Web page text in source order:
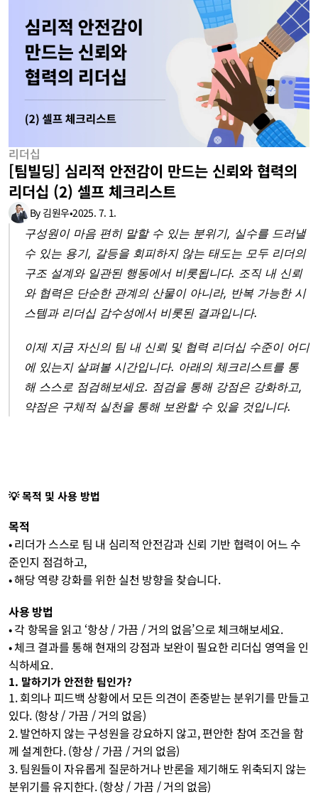
리더십
[팀빌딩] 심리적 안전감이 만드는 신뢰와 협력의
리더십 (2) 셀프 체크리스트
By 김원우•2025. 7. 1.
구성원이 마음 편히 말할 수 있는 분위기, 실수를 드러낼
수 있는 용기, 갈등을 회피하지 않는 태도는 모두 리더의
구조 설계와 일관된 행동에서 비롯됩니다. 조직 내 신뢰
와 협력은 단순한 관계의 산물이 아니라, 반복 가능한 시
스템과 리더십 감수성에서 비롯된 결과입니다.
이제 지금 자신의 팀 내 신뢰 및 협력 리더십 수준이 어디
에 있는지 살펴볼 시간입니다. 아래의 체크리스트를 통
해 스스로 점검해보세요. 점검을 통해 강점은 강화하고,
약점은 구체적 실천을 통해 보완할 수 있을 것입니다.
💡 목적 및 사용 방법
목적
• 리더가 스스로 팀 내 심리적 안전감과 신뢰 기반 협력이 어느 수
준인지 점검하고,
• 해당 역량 강화를 위한 실천 방향을 찾습니다.
사용 방법
• 각 항목을 읽고 ‘항상 / 가끔 / 거의 없음’으로 체크해보세요.
• 체크 결과를 통해 현재의 강점과 보완이 필요한 리더십 영역을 인
식하세요.
1. 말하기가 안전한 팀인가?
1. 회의나 피드백 상황에서 모든 의견이 존중받는 분위기를 만들고
있다. (항상 / 가끔 / 거의 없음)
2. 발언하지 않는 구성원을 강요하지 않고, 편안한 참여 조건을 함
께 설계한다. (항상 / 가끔 / 거의 없음)
3. 팀원들이 자유롭게 질문하거나 반론을 제기해도 위축되지 않는
분위기를 유지한다. (항상 / 가끔 / 거의 없음)